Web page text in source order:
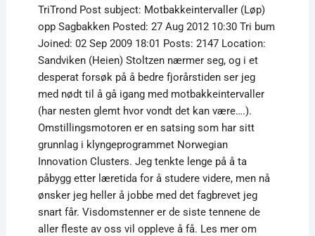
TriTrond Post subject: Motbakkeintervaller (Løp)
opp Sagbakken Posted: 27 Aug 2012 10:30 Tri bum
Joined: 02 Sep 2009 18:01 Posts: 2147 Location:
Sandviken (Heien) Stoltzen nærmer seg, og i et
desperat forsøk på å bedre fjorårstiden ser jeg
med nødt til å gå igang med motbakkeintervaller
(har nesten glemt hvor vondt det kan være….).
Omstillingsmotoren er en satsing som har sitt
grunnlag i klyngeprogrammet Norwegian
Innovation Clusters. Jeg tenkte lenge på å ta
påbygg etter læretida for å studere videre, men nå
ønsker jeg heller å jobbe med det fagbrevet jeg
snart får. Visdomstenner er de siste tennene de
aller fleste av oss vil oppleve å få. Les mer om